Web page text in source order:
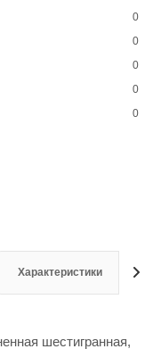
0
0
0
0
0
Характеристики
шестигранная,